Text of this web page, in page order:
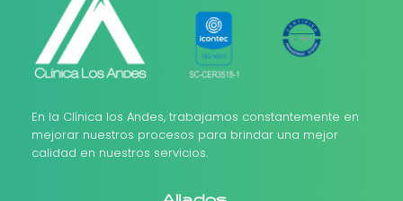
En la Clínica los Andes, trabajamos constantemente en
mejorar nuestros procesos para brindar una mejor
calidad en nuestros servicios.
Aliados